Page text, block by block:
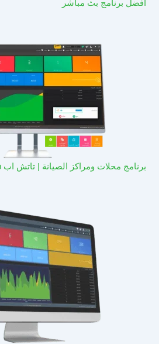
افضل برنامج بث مباشر
برنامج محلات ومراكز الصيانة | تاتش اب TouchUp